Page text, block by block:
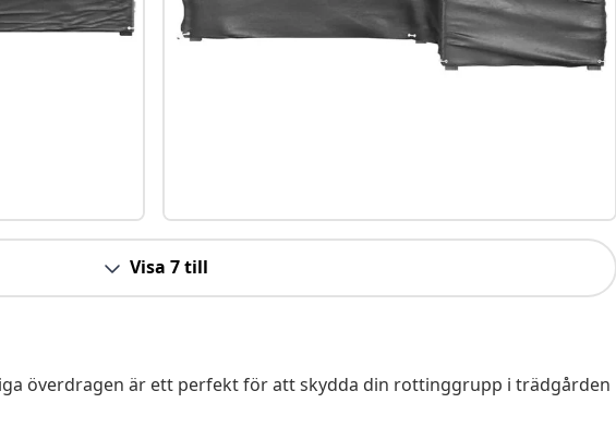
Visa 7 till
överdragen är ett perfekt för att skydda din rottinggrupp i trädgården